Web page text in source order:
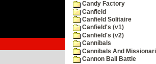
Candy Factory
Canfield
Canfield Solitaire
Canfield's (v1)
Canfield's (v2)
Cannibals
Cannibals And
Cannon Ball Battle